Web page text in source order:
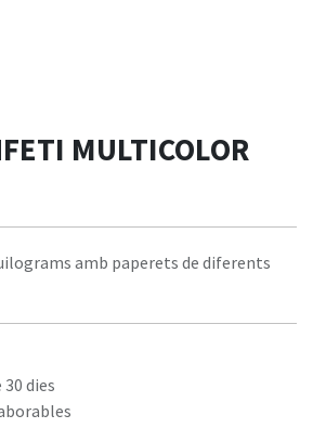
MULTICOLOR
amb paperets de diferents
dies